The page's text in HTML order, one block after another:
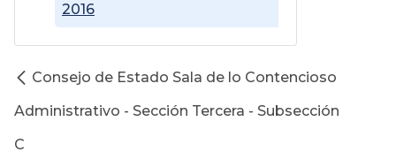
2016
Consejo de Estado Sala de lo Contencioso
Administrativo - Sección Tercera - Subsección
C